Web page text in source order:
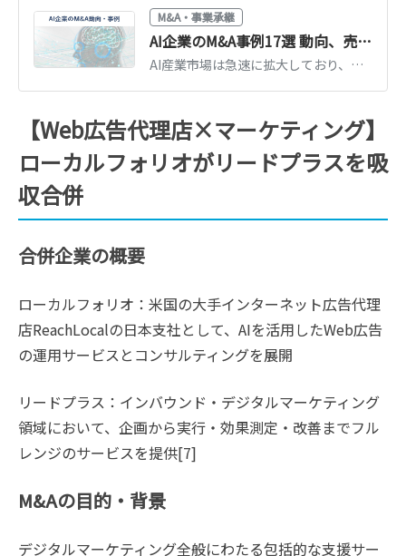
M&A・事業承継
AI企業のM&A事例17選 動向、売却のメリットも徹底解説
AI産業市場は急速に拡大しており、M&Aも活発です。AI産業の市場動向と、AI企業（AI関連技術・サービスを開発・提供している企業）のM&A・売却動向、メリット、近年のM&A事例を詳しく解説します。(執筆者：京都大学文学部卒の企業法務・金融専門ライター 相良義勝)
【Web広告代理店×マーケティング】
ローカルフォリオがリードプラスを吸
収合併
合併企業の概要
ローカルフォリオ：米国の大手インターネット広告代理
店ReachLocalの日本支社として、AIを活用したWeb広告
の運用サービスとコンサルティングを展開
リードプラス：インバウンド・デジタルマーケティング
領域において、企画から実行・効果測定・改善までフル
レンジのサービスを提供[7]
M&Aの目的・背景
デジタルマーケティング全般にわたる包括的な支援サー